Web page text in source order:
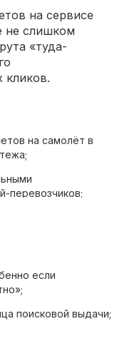
на сервисе
не слишком
«туда-
кликов.
на самолёт в
перевозчиков;
если
поисковой выдачи;